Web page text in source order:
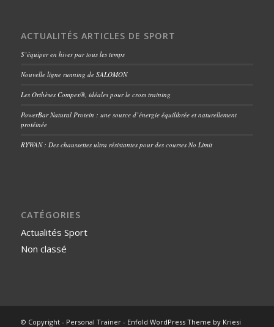
ACTUALITÉS ARTICLES DE SPORT
S’équiper en hiver par tous les temps
Nouvelle ligne running de SALOMON
Les Orthèses Compex®, idéales pour le cross training
PowerBar Natural Protein : une source d’énergie équilibrée et naturellement
protéinée
RYWAN : Des chaussettes ultra résistantes pour des courses No Limit
CATÉGORIES
Actualités Sport
Non classé
© Copyright - Personal Trainer - Enfold WordPress Theme by Kriesi